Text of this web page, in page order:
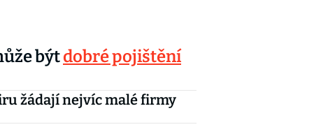
býtdobré pojištění
žádají nejvíc malé firmy